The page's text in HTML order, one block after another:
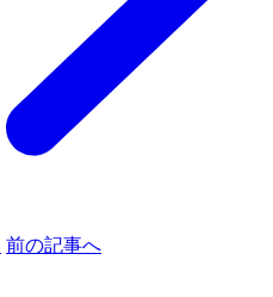
前の記事へ